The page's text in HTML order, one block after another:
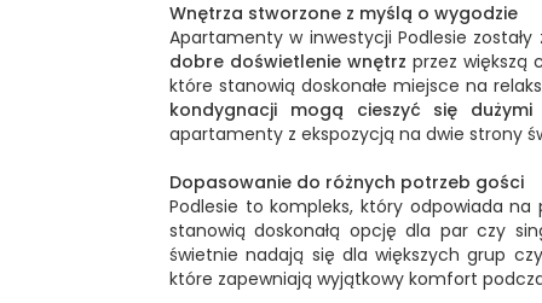
Wnętrza stworzone z myślą o wygodzie
Apartamenty w inwestycji Podlesie
dobre doświetlenie wnętrz przez większą
które stanowią doskonałe miejsce na
kondygnacji mogą cieszyć się dużymi
apartamenty z ekspozycją na dwie strony
Dopasowanie do różnych potrzeb gości
Podlesie to kompleks, który odpowiada
stanowią doskonałą opcję dla par czy
świetnie nadają się dla większych grup
które zapewniają wyjątkowy komfort